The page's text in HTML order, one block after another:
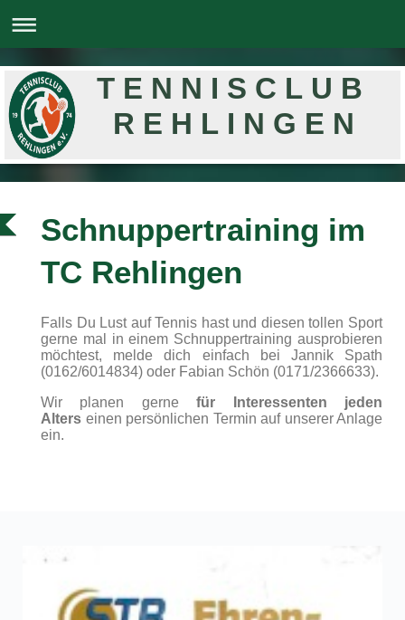
T E N N I S C L U B
R E H L I N G E N
Schnuppertraining im
TC Rehlingen
Falls Du Lust auf Tennis hast und diesen tollen Sport
gerne mal in einem Schnuppertraining ausprobieren
möchtest, melde dich einfach bei Jannik Spath
(0162/6014834) oder Fabian Schön (0171/2366633).
Wir planen gernefür Interessenten jeden
Alters einen persönlichen Termin auf unserer Anlage
ein.